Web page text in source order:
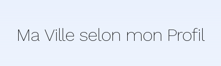
Ma Ville selon mon Profil